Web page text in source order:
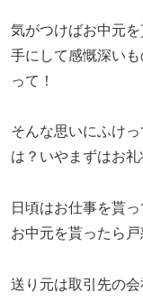
気がつけばお中元
手にして感慨深い
って！
そんな思いにふけ
は？いやまずはお礼
日頃はお仕事を貰
お中元を貰ったら戸
送り元は取引先の会